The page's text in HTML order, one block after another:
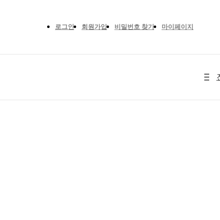
로그인 회원가입 비밀번호 찾기 마이페이지